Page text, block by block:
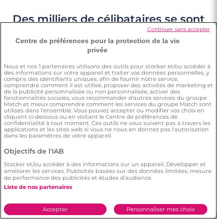
Des milliers de célibataires se sont
rencontrés sur Meetic. Soyez le
prochain !
Greg et Charlotte
"Nous nous envoyons
beaucoup de sms
s’aime. Des petites
choses du quotidien
qui font plaisir."
Juan & Carmela
"On se dit tous les
jours que l’on s’aime,
et on a toujours un
geste tendre l’un
Alexandra et Jérémy
"S’écouter, se
comprendre et se
Quentin et Charlotte
Centre de préférences pour la protection de la vie
privée
Nous et nos 1 partenaires utilisons des outils pour stocker et/ou accéder à
des informations sur votre appareil et traiter vos données personnelles, y
compris des identifiants uniques, afin de fournir notre service,
comprendre comment il est utilisé, proposer des activités de marketing et
de la publicité personnalisée ou non personnalisée, activer des
fonctionnalités sociales, vous recommander d'autres services du groupe
Match et mieux comprendre comment les services du groupe Match sont
utilisés dans l'ensemble. Vous pouvez accepter ou modifier vos choix en
cliquant ci-dessous ou en visitant le Centre de préférences de
confidentialité à tout moment. Ces outils ne vous suivent pas à travers les
applications et les sites web si vous ne nous en donnez pas l'autorisation
dans les paramètres de votre appareil.
Objectifs de l'IAB
Stocker et/ou accéder à des informations sur un appareil. Développer et
améliorer les services. Publicités basées sur des données limitées, mesure
de performance des publicités et études d’audience.
Liste de nos partenaires
Personnaliser mes choix
Accepter
Continuer sans accepter